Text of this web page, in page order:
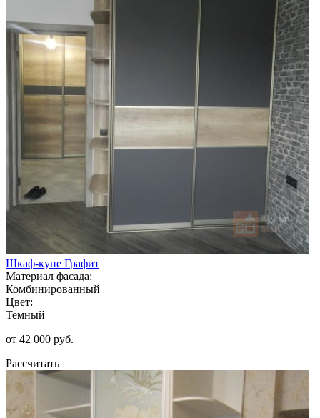
Шкаф-купе Графит
Материал фасада:
Комбинированный
Цвет:
Темный
от 42 000 руб.
Рассчитать